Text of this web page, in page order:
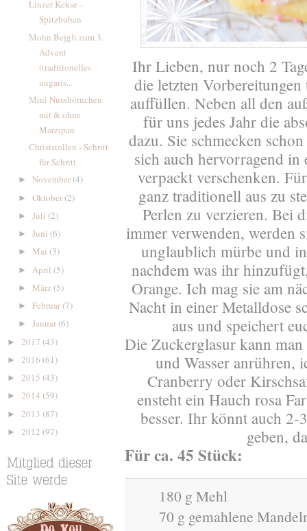
Linzer Kekse -
Spitzbuben
Mohn Bejgli zum 3.
Advent
(traditionelles
ungaris...
Mini Nusshörnchen
mit & ohne
Marzipan
Christstollen - Schritt
für Schritt
► November(4)
► Oktober(2)
► Juli (2)
► Juni (6)
► Mai (3)
► April (5)
► März(5)
► Februar(7)
► Januar(6)
► 2017 (43)
► 2016 (61)
► 2015 (43)
► 2014 (59)
► 2013 (87)
► 2012 (97)
Ihr Lieben, nur noch 2
die letzten
auffüllen. Neben all den
für uns jedes Jahr die
dazu. Sie schmecken
sich auch hervorragend in
verpackt verschenken.
ganz traditionell aus zu
Perlen zu verzieren. Bei
immer verwenden, werden
unglaublich mürbe und
nachdem was ihr
Orange. Ich mag sie am
Nacht in einer Metalldose
aus und speichert
Die Zuckerglasur kann
und Wasser anrühren,
Cranberry oder
ensteht ein Hauch rosa
besser. Ihr könnt auch
geben,
Für ca. 45 Stück:
180 g Mehl
70 g gemahlene